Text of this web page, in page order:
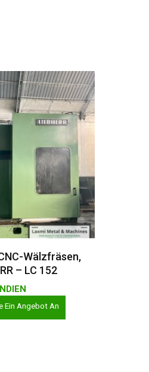
Wälzfräsen,
– LC 152
Ein Angebot An